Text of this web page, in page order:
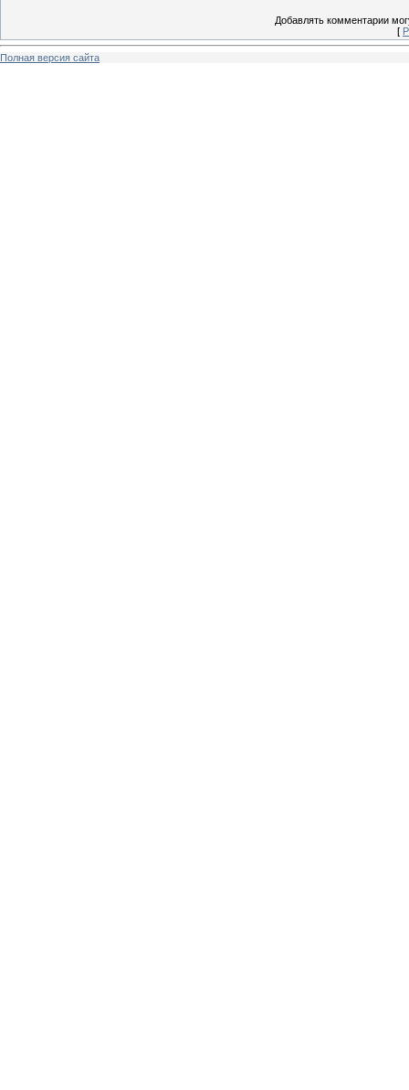
Добавлять комментарии
[
Полная версия сайта